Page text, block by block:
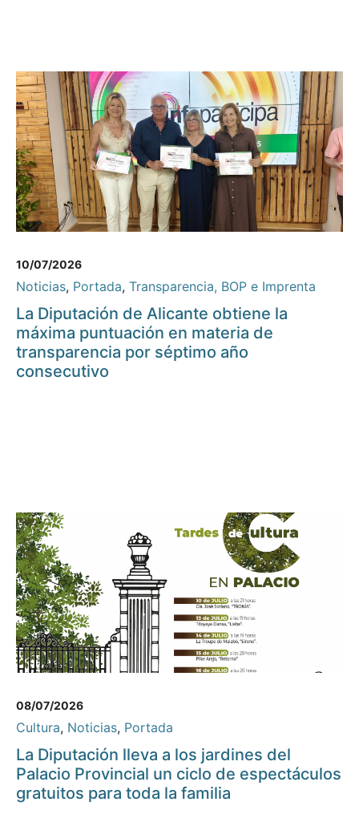
10/07/2026
Noticias, Portada, Transparencia, BOP e Imprenta
La Diputación de Alicante obtiene la
máxima puntuación en materia de
transparencia por séptimo año
consecutivo
08/07/2026
Cultura, Noticias, Portada
La Diputación lleva a los jardines del
Palacio Provincial un ciclo de espectáculos
gratuitos para toda la familia